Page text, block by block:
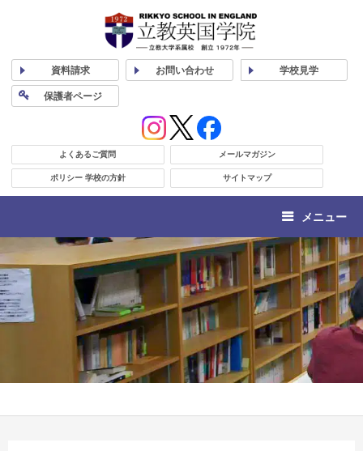
資料請求 お問い合わせ 学校見学
保護者ページ
よくあるご質問 メールマガジン
ポリシー 学校の方針 サイトマップ
メニュー